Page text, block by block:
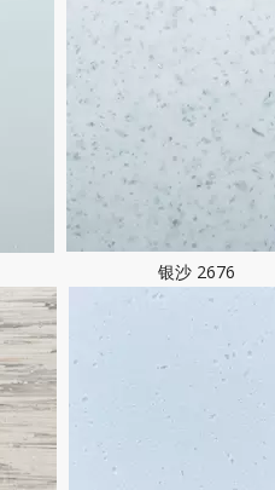
银沙 2676